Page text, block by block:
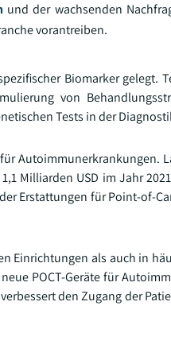
und der wachsenden
vorantreiben.
Biomarker gelegt.
von
Tests in der
Autoimmunerkrankungen.
Milliarden USD im Jahr
Erstattungen für Point-of-
Einrichtungen als auch in
POCT-Geräte für
den Zugang der